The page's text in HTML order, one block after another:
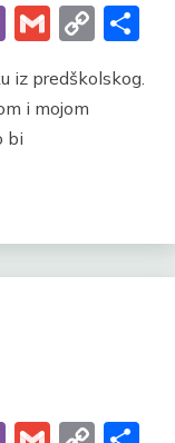
ViberGmail
Link
iz predškolskog.
i mojom
bi